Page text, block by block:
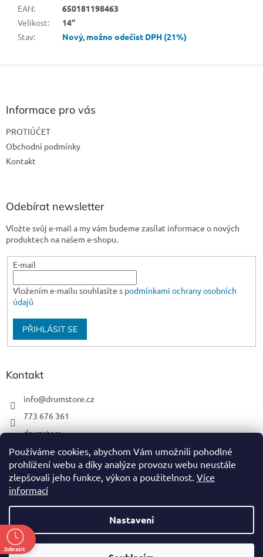
Používáme cookies, abychom Vám umožnili pohodlné
prohlížení webu a díky analýze provozu webu neustále
zlepšovali jeho funkce, výkon a použitelnost. Více
informací
Nastavení
EAN:
650181198463
Velikost:
14“
Stav: Nový, možno odečíst DPH (21%)
Z
Informace pro vás
PROTIÚČET
Obchodní podmínky
Kontakt
Odebírat newsletter
Vložte svůj e-mail a my vám budeme zasílat informace o nových
produktech na našem e-shopu.
E-mail
Vložením e-mailu souhlasíte s podmínkami ochrany osobních
údajů
PŘIHLÁSIT SE
Kontakt
info@drumstore.cz
773 676 361
drumstore
drumstore.cz
https://www.youtube.com/@DRUMSTOREPRAGUE
Vytvořil Shoptet
Zobrazit